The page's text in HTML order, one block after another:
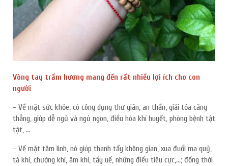
Vòng tay trầm hương mang đến rất nhiều lợi ích cho con
người
- Về mặt sức khỏe, có công dụng thư giãn, an thần, giải tỏa căng
thẳng, giúp dễ ngủ và ngủ ngon, điều hòa khí huyết, phòng bệnh tật
tật, …
- Về mặt tâm linh, nó giúp thanh tẩy không gian, xua đuổi ma quỷ,
tà khí, chướng khí, âm khí, tẩy uế, những điều tiêu cực,…; đồng thời